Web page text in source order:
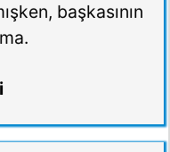
başkasının